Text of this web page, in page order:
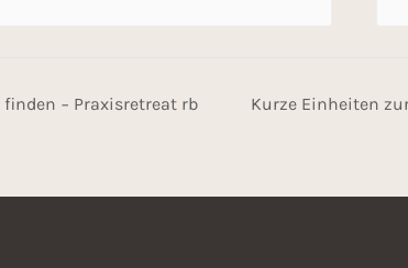
− Praxisretreat rb Kurze Einheiten